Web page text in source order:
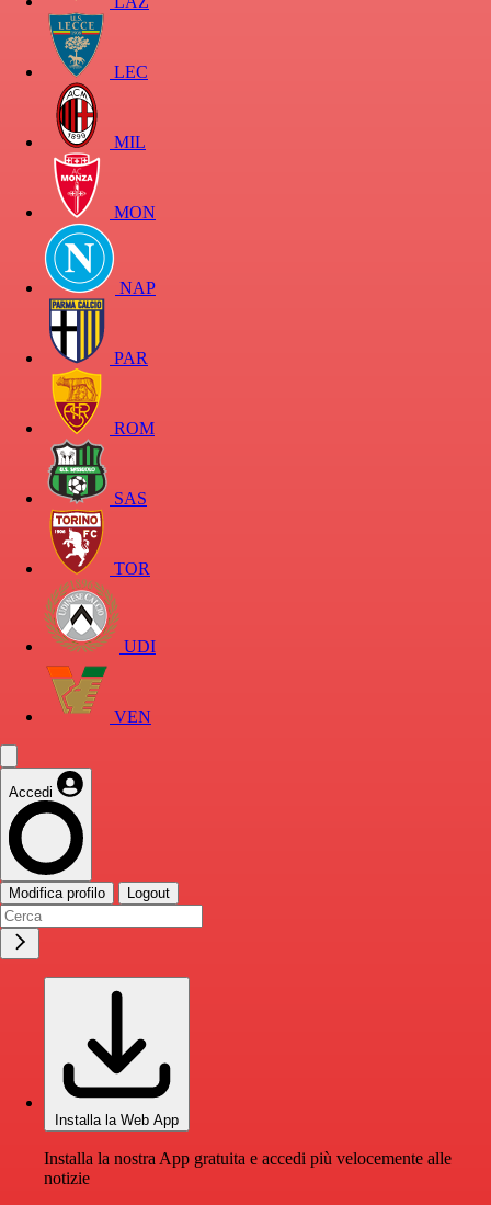
LEC
MIL
MON
NAP
PAR
ROM
SAS
TOR
UDI
VEN
Accedi
Modifica profilo Logout
Installa la Web App
Installa la nostra App gratuita e accedi più velocemente alle
notizie